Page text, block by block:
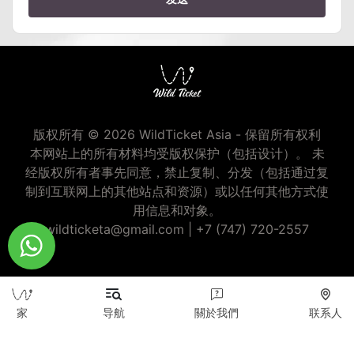
版权所有 © 2026 WildTicket Asia - 保留所有权利
本网站上的所有材料均受版权保护（包括设计）。 未
经版权所有者事先同意，禁止复制、分发（包括通过复
制到互联网上的其他站点和资源）或以任何其他方式使
用信息和对象。
wildticketa@gmail.com
+7 (747) 720-2557
家 导航 關於我們 联系人